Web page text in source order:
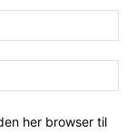
her browser til